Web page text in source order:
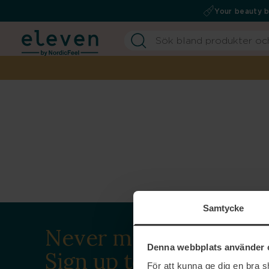
Samtycke
Denna webbplats använder
För att kunna ge dig en bra
Your beauty
Never miss a beat.
Sign up to our